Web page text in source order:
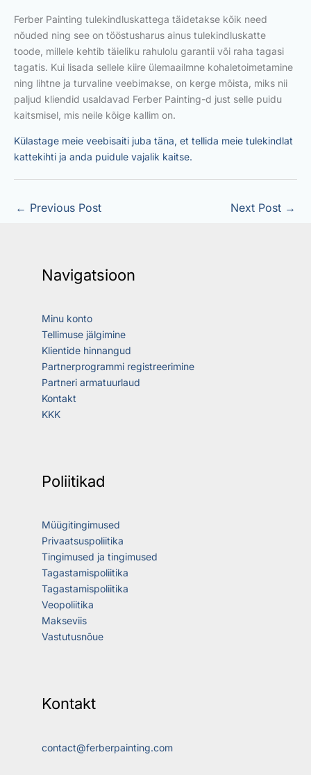
Ferber Painting tulekindluskattega täidetakse kõik need
nõuded ning see on tööstusharus ainus tulekindluskatte
toode, millele kehtib täieliku rahulolu garantii või raha tagasi
tagatis. Kui lisada sellele kiire ülemaailmne kohaletoimetamine
ning lihtne ja turvaline veebimakse, on kerge mõista, miks nii
paljud kliendid usaldavad Ferber Painting-d just selle puidu
kaitsmisel, mis neile kõige kallim on.
Külastage meie veebisaiti juba täna, et tellida meie tulekindlat
kattekihti ja anda puidule vajalik kaitse.
← Previous Post Next Post →
Navigatsioon
Minu konto
Tellimuse jälgimine
Klientide hinnangud
Partnerprogrammi registreerimine
Partneri armatuurlaud
Kontakt
KKK
Poliitikad
Müügitingimused
Privaatsuspoliitika
Tingimused ja tingimused
Tagastamispoliitika
Tagastamispoliitika
Veopoliitika
Makseviis
Vastutusnõue
Kontakt
contact@ferberpainting.com